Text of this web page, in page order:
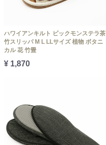
ハワイアンキルト ビックモンステラ茶
竹スリッパ M L LLサイズ 植物 ボタニ
カル 花 竹畳
¥ 1,870